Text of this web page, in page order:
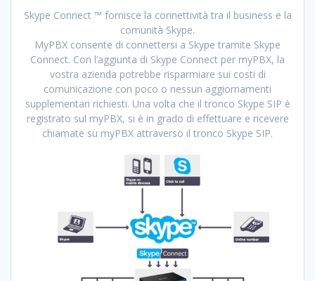
Skype Connect ™ fornisce la connettività tra il business e la
comunità Skype.
MyPBX consente di connettersi a Skype tramite Skype
Connect. Con l’aggiunta di Skype Connect per myPBX, la
vostra azienda potrebbe risparmiare sui costi di
comunicazione con poco o nessun aggiornamenti
supplementari richiesti. Una volta che il tronco Skype SIP è
registrato sul myPBX, si è in grado di effettuare e ricevere
chiamate su myPBX attraverso il tronco Skype SIP.